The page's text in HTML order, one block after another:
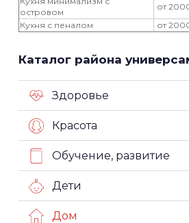
островом
от
Кухня с пеналом
от
Каталог района
Здоровье
Красота
Обучение, развитие
Дети
Дом